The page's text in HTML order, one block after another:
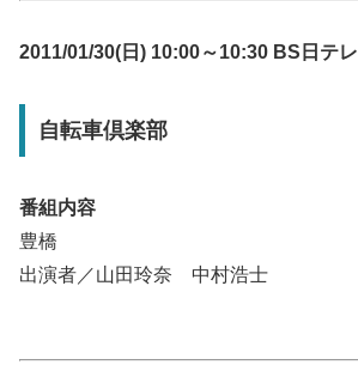
2011/01/30(日) 10:00～10:30 BS日テレ
自転車倶楽部
番組内容
豊橋
出演者／山田玲奈 中村浩士